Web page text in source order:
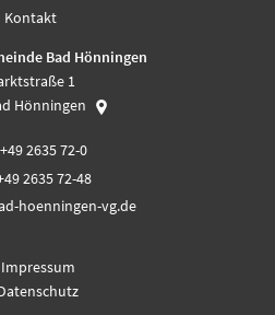
Kontakt
Bad Hönningen
1
Hönningen
+49 2635 72-0
2635 72-48
hoenningen-vg.de
Impressum